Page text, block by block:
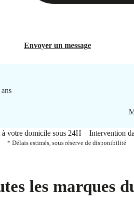
Envoyer un message
votre domicile sous 24H – Intervention
* Délais estimés, sous réserve de disponibilité
les marques